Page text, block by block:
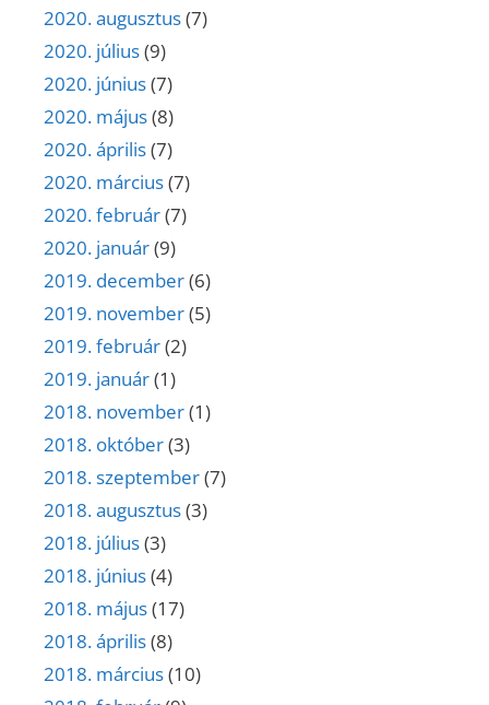
2020. augusztus(7)
2020. július(9)
2020. június(7)
2020. május(8)
2020. április(7)
2020. március(7)
2020. február(7)
2020. január(9)
2019. december(6)
2019. november(5)
2019. február(2)
2019. január(1)
2018. november(1)
2018. október(3)
2018. szeptember(7)
2018. augusztus(3)
2018. július(3)
2018. június(4)
2018. május(17)
2018. április(8)
2018. március(10)